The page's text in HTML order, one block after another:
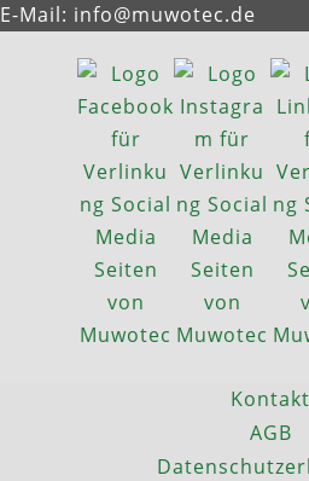
E-Mail: info@muwotec.de
Kontakt
AGB